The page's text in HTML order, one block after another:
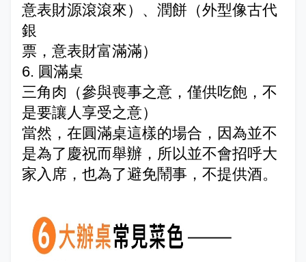
意表財源滾滾來）、潤餅（外型像古代
銀
票，意表財富滿滿）
6. 圓滿桌
三角肉（參與喪事之意，僅供吃飽，不
是要讓人享受之意）
當然，在圓滿桌這樣的場合，因為並不
是為了慶祝而舉辦，所以並不會招呼大
家入席，也為了避免鬧事，不提供酒。